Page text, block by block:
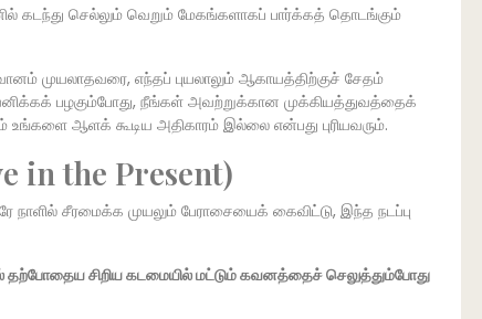
கடந்து செல்லும் வெறும் மேகங்களாகப் பார்க்கத் தொடங்கும்
முயலாதவரை, எந்தப் புயலாலும் ஆகாயத்திற்குச் சேதம்
பழகும்போது, நீங்கள் அவற்றுக்கான முக்கியத்துவத்தைக்
ஆளக் கூடிய அதிகாரம் இல்லை என்பது புரியவரும்.
in the Present)
சீரமைக்க முயலும் பேராசையைக் கைவிட்டு, இந்த நடப்பு
சிறிய கடமையில் மட்டும் கவனத்தைச் செலுத்தும்போது